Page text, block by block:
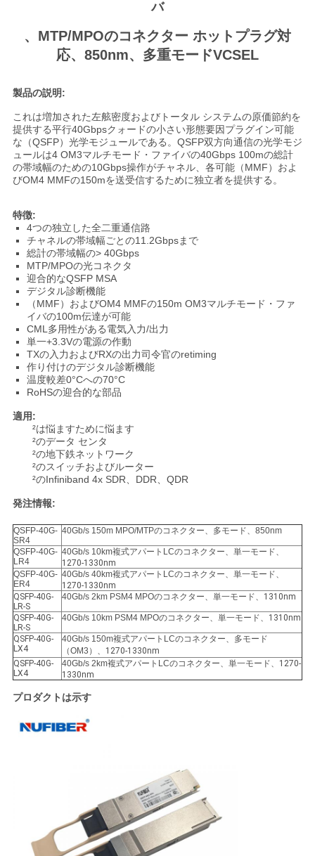
い
ニ
ュ
ス
引
用
を
要
求
し
い
地
図
プ
ラ
イ
バ
シ
バ
、MTP/MPOのコネクター ホットプラグ対
応、850nm、多重モードVCSEL
製品の説明:
これは増加された左舷密度およびトータル システムの原価節約を
提供する平行40Gbpsクォードの小さい形態要因プラグイン可能
な（QSFP）光学モジュールである。QSFP双方向通信の光学モジ
ュールは4 OM3マルチモード・ファイバの40Gbps 100mの総計
の帯域幅のための10Gbps操作がチャネル、各可能（MMF）およ
びOM4 MMFの150mを送受信するために独立者を提供する。
特徴:
4つの独立した全二重通信路
チャネルの帯域幅ごとの11.2Gbpsまで
総計の帯域幅の> 40Gbps
MTP/MPOの光コネクタ
迎合的なQSFP MSA
デジタル診断機能
（MMF）およびOM4 MMFの150m OM3マルチモード・ファ
イバの100m伝達が可能
CML多用性がある電気入力/出力
単一+3.3Vの電源の作動
TXの入力およびRXの出力司令官のretiming
作り付けのデジタル診断機能
温度較差0°Cへの70°C
RoHSの迎合的な部品
適用:
²は悩ますために悩ます
²のデータ センタ
²の地下鉄ネットワーク
²のスイッチおよびルーター
²のInfiniband 4x SDR、DDR、QDR
発注情報:
QSFP-40G-
SR4
40Gb/s 150m MPO/MTPのコネクター、多モード、850nm
QSFP-40G-
LR4
40Gb/s 10km複式アパートLCのコネクター、単一モード、
1270-1330nm
QSFP-40G-
ER4
40Gb/s 40km複式アパートLCのコネクター、単一モード、
1270-1330nm
QSFP-40G-
LR-S
40Gb/s 2km PSM4 MPOのコネクター、単一モード、 1310nm
QSFP-40G-
LR-S
40Gb/s 10km PSM4 MPOのコネクター、単一モード、 1310nm
QSFP-40G-
LX4
40Gb/s 150m複式アパートLCのコネクター、多モード
（OM3）、 1270-1330nm
QSFP-40G-
LX4
40Gb/s 2km複式アパートLCのコネクター、単一モード、 1270-
1330nm
プロダクトは示す